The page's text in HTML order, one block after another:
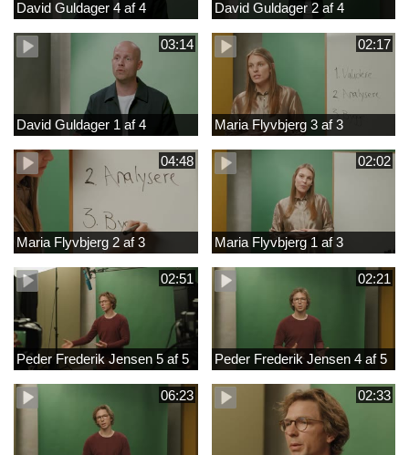
David Guldager 4 af 4 David Guldager 2 af 4
03:14
David Guldager 1 af 4
02:17
Maria Flyvbjerg 3 af 3
04:48
Maria Flyvbjerg 2 af 3
02:02
Maria Flyvbjerg 1 af 3
02:51
Peder Frederik Jensen 5 af 5
02:21
Peder Frederik Jensen 4 af 5
06:23 02:33